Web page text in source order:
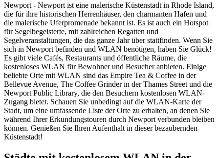
Newport - Newport ist eine malerische Küstenstadt in Rhode Island,
die für ihre historischen Herrenhäuser, den charmanten Hafen und
die malerische Uferpromenade bekannt ist. Es ist auch ein Hotspot
für Segelbegeisterte, mit zahlreichen Regatten und
Segelveranstaltungen, die das ganze Jahr über stattfinden. Wenn Sie
sich in Newport befinden und WLAN benötigen, haben Sie Glück!
Es gibt viele Cafés, Restaurants und öffentliche Räume, die
kostenloses WLAN für Bewohner und Besucher anbieten. Einige
beliebte Orte mit WLAN sind das Empire Tea & Coffee in der
Bellevue Avenue, The Coffee Grinder in der Thames Street und die
Newport Public Library, die den Besuchern kostenlosen WLAN-
Zugang bietet. Schauen Sie unbedingt auf die WLAN-Karte der
Stadt, um eine umfassende Liste der Orte zu erhalten, an denen Sie
während Ihrer Erkundungstouren durch Newport verbunden bleiben
können. Genießen Sie Ihren Aufenthalt in dieser bezaubernden
Küstenstadt!